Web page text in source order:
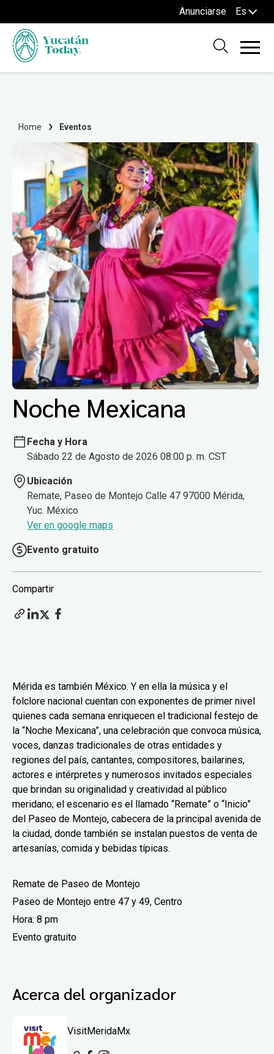
Anunciarse Es
Home Eventos
Noche Mexicana
Fecha y Hora
Sábado 22 de Agosto de 2026 08:00 p. m. CST
Ubicación
Remate, Paseo de Montejo Calle 47 97000 Mérida,
Yuc. México
Ver en google maps
Evento gratuito
Compartir
Mérida es también México. Y en ella la música y el
folclore nacional cuentan con exponentes de primer nivel
quienes cada semana enriquecen el tradicional festejo de
la “Noche Mexicana”, una celebración que convoca música,
voces, danzas tradicionales de otras entidades y
regiones del país, cantantes, compositores, bailarines,
actores e intérpretes y numerosos invitados especiales
que brindan su originalidad y creatividad al público
meridano; el escenario es el llamado “Remate” o “Inicio”
del Paseo de Montejo, cabecera de la principal avenida de
la ciudad, donde también se instalan puestos de venta de
artesanías, comida y bebidas típicas.
Remate de Paseo de Montejo
Paseo de Montejo entre 47 y 49, Centro
Hora: 8 pm
Evento gratuito
Acerca del organizador
VisitMeridaMx